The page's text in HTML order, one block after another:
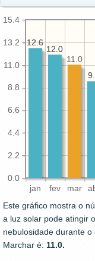
jan fev mar
0.0
2.2
4.4
6.6
8.8
11.0
13.2
15.4
12.0
12.6
11.0
12.0
12.6
Este gráfico mostra o
a luz solar pode atingir
nebulosidade durante
Marchar é: 11.0.